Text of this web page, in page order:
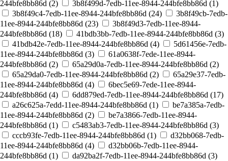
244bfe8bb86d (2) 3b8f499d-7edb-11ee-8944-244bfe8bb86d (1)
3b8f49c4-7edb-11ee-8944-244bfe8bb86d (24)
3b8f49cb-7edb-
11ee-8944-244bfe8bb86d (23)
3b8f49d3-7edb-11ee-8944-
244bfe8bb86d (18) 41bdb3bb-7edb-11ee-8944-244bfe8bb86d (3)
41bdb42e-7edb-11ee-8944-244bfe8bb86d (4)
5d61456e-7edb-
11ee-8944-244bfe8bb86d (3)
61a0638f-7ede-11ee-8944-
244bfe8bb86d (2) 65a29d0a-7edb-11ee-8944-244bfe8bb86d (2)
65a29da0-7edb-11ee-8944-244bfe8bb86d (2)
65a29e37-7edb-
11ee-8944-244bfe8bb86d (4)
6bec5e69-7ede-11ee-8944-
244bfe8bb86d (4) 6dd879ed-7edb-11ee-8944-244bfe8bb86d (17)
a26c625a-7edd-11ee-8944-244bfe8bb86d (1)
be7a385a-7edb-
11ee-8944-244bfe8bb86d (2)
be7a3866-7edb-11ee-8944-
244bfe8bb86d (1) c5483ab3-7edb-11ee-8944-244bfe8bb86d (3)
cccb93fe-7edb-11ee-8944-244bfe8bb86d (1)
d32bb068-7edb-
11ee-8944-244bfe8bb86d (4)
d32bb06b-7edb-11ee-8944-
244bfe8bb86d (1) da92ba2f-7edb-11ee-8944-244bfe8bb86d (3)